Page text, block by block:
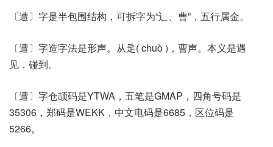
〔遭〕字是半包围结构，可拆字为“辶、曹”，五行属金。
〔遭〕字造字法是形声。从辵( chuò )，曹声。本义是遇
见，碰到。
〔遭〕字仓颉码是YTWA，五笔是GMAP，四角号码是
35306，郑码是WEKK，中文电码是6685，区位码是
5266。